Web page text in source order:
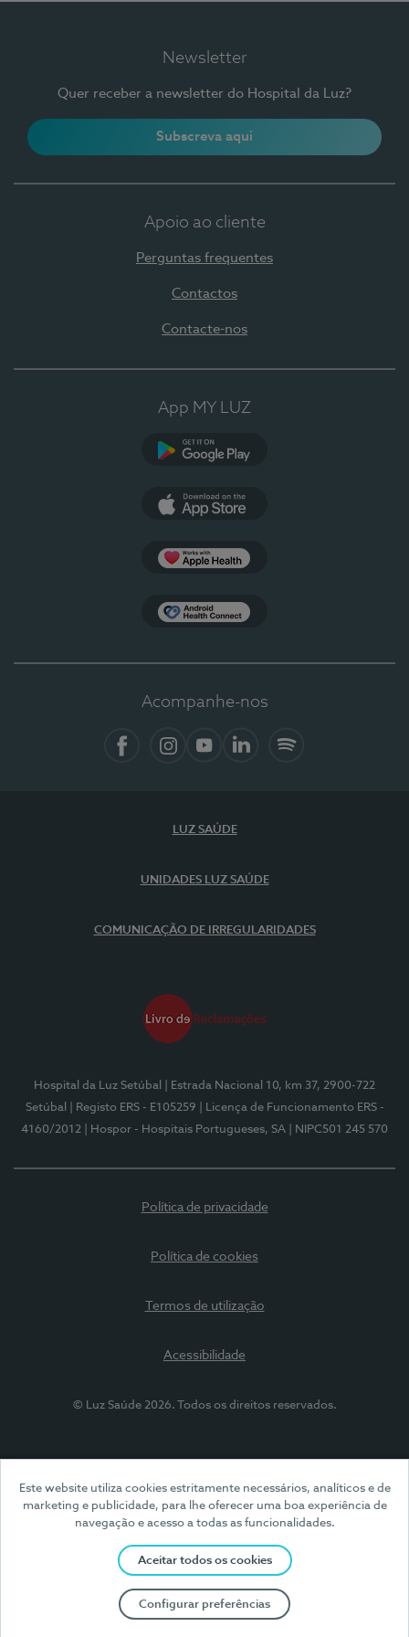
Este website utiliza cookies estritamente necessários, analíticos e de
marketing e publicidade, para lhe oferecer uma boa experiência de
navegação e acesso a todas as funcionalidades.
Aceitar todos os cookies
Configurar preferências
Newsletter
Quer receber a newsletter do Hospital da Luz?
Subscreva aqui
Apoio ao cliente
Perguntas frequentes
Contactos
Contacte-nos
App MY LUZ
Acompanhe-nos
LUZ SAÚDE
UNIDADES LUZ SAÚDE
COMUNICAÇÃO DE IRREGULARIDADES
Hospital da Luz Setúbal
| Estrada Nacional 10, km 37, 2900-722
Setúbal
| Registo ERS - E105259
| Licença de Funcionamento ERS -
4160/2012
| Hospor - Hospitais Portugueses, SA | NIPC501 245 570
Política de privacidade
Política de cookies
Termos de utilização
Acessibilidade
© Luz Saúde 2026. Todos os direitos reservados.